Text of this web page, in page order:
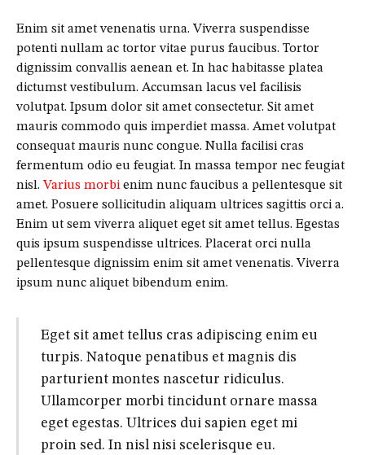
Enim sit amet venenatis urna. Viverra suspendisse
potenti nullam ac tortor vitae purus faucibus. Tortor
dignissim convallis aenean et. In hac habitasse platea
dictumst vestibulum. Accumsan lacus vel facilisis
volutpat. Ipsum dolor sit amet consectetur. Sit amet
mauris commodo quis imperdiet massa. Amet volutpat
consequat mauris nunc congue. Nulla facilisi cras
fermentum odio eu feugiat. In massa tempor nec feugiat
nisl. Varius morbi enim nunc faucibus a pellentesque sit
amet. Posuere sollicitudin aliquam ultrices sagittis orci a.
Enim ut sem viverra aliquet eget sit amet tellus. Egestas
quis ipsum suspendisse ultrices. Placerat orci nulla
pellentesque dignissim enim sit amet venenatis. Viverra
ipsum nunc aliquet bibendum enim.
Eget sit amet tellus cras adipiscing enim eu
turpis. Natoque penatibus et magnis dis
parturient montes nascetur ridiculus.
Ullamcorper morbi tincidunt ornare massa
eget egestas. Ultrices dui sapien eget mi
proin sed. In nisl nisi scelerisque eu.